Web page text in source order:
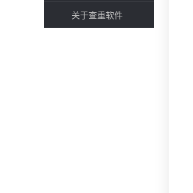
关于查重软件